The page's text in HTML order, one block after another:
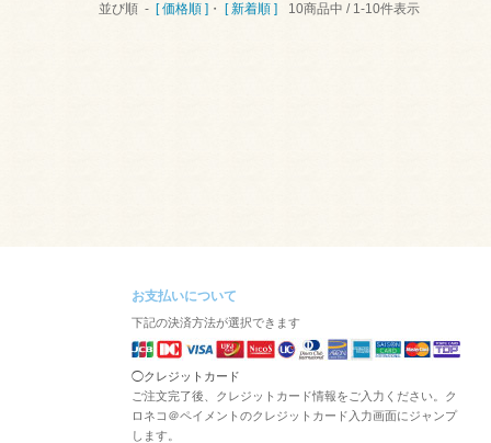
並び順 - [ 価格順 ] ・ [ 新着順 ] 10商品中 / 1-10件表示
お支払いについて
下記の決済方法が選択できます
◯クレジットカード
ご注文完了後、クレジットカード情報をご入力ください。ク
ロネコ＠ペイメントのクレジットカード入力画面にジャンプ
します。